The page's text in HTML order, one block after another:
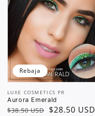
Vendedor:
LUXE COSMETICS PR
Aurora Emerald
Precio
$38.50 USD
Precio
$28.50 USD
Rebaja